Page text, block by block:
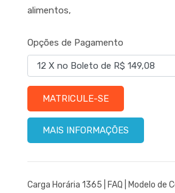
alimentos,
Opções de Pagamento
MATRICULE-SE
MAIS INFORMAÇÕES
Carga Horária 1365 | FAQ Modelo de